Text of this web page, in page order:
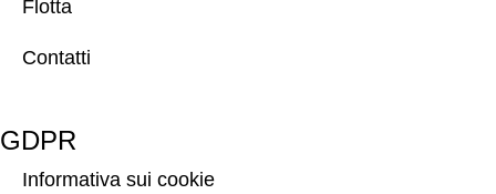
Flotta
Contatti
GDPR
Informativa sui cookie